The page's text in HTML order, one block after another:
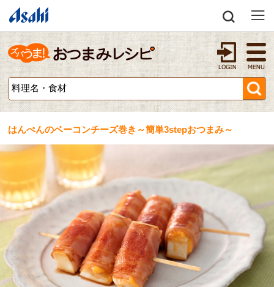
はんぺんのベーコンチーズ巻き～簡単3stepおつまみ～